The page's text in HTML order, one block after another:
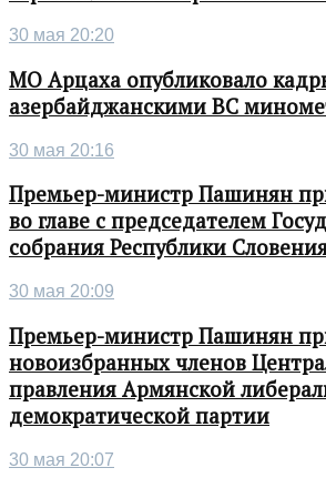
30 мая 20:20
МО Арцаха опубликовало
азербайджанскими ВС
30 мая 20:16
Премьер-министр Пашинян
во главе с председателем
собрания Республики
30 мая 20:09
Премьер-министр Пашинян
новоизбранных членов
правления Армянской
демократической партии
30 мая 20:07